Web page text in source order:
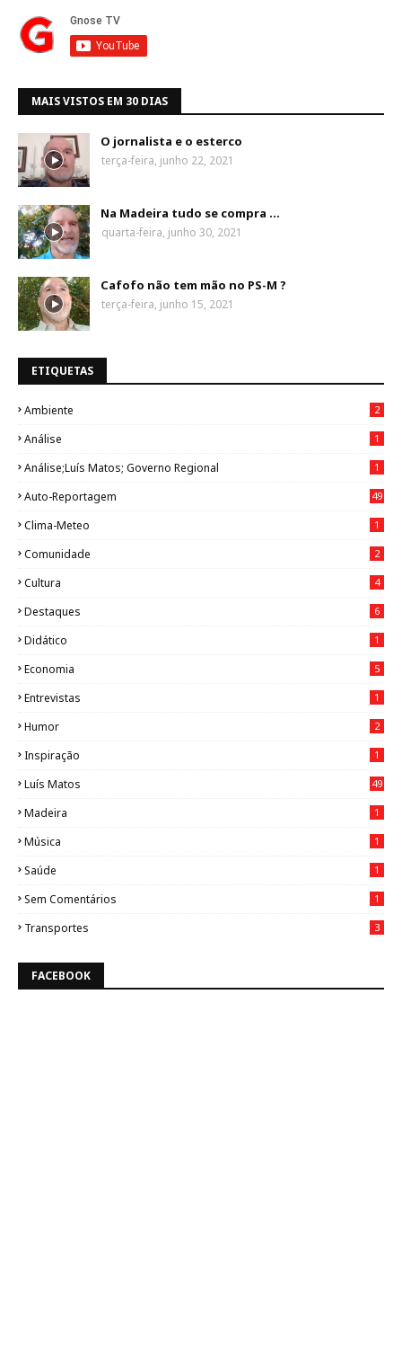
MAIS VISTOS EM 30 DIAS
O jornalista e o esterco
terça-feira, junho 22, 2021
Na Madeira tudo se compra ...
quarta-feira, junho 30, 2021
Cafofo não tem mão no PS-M ?
terça-feira, junho 15, 2021
ETIQUETAS
Ambiente 2
Análise 1
Análise;Luís Matos; Governo Regional 1
Auto-Reportagem 49
Clima-Meteo 1
Comunidade 2
Cultura 4
Destaques 6
Didático 1
Economia 5
Entrevistas 1
Humor 2
Inspiração 1
Luís Matos 49
Madeira 1
Música 1
Saúde 1
Sem Comentários 1
Transportes 3
FACEBOOK